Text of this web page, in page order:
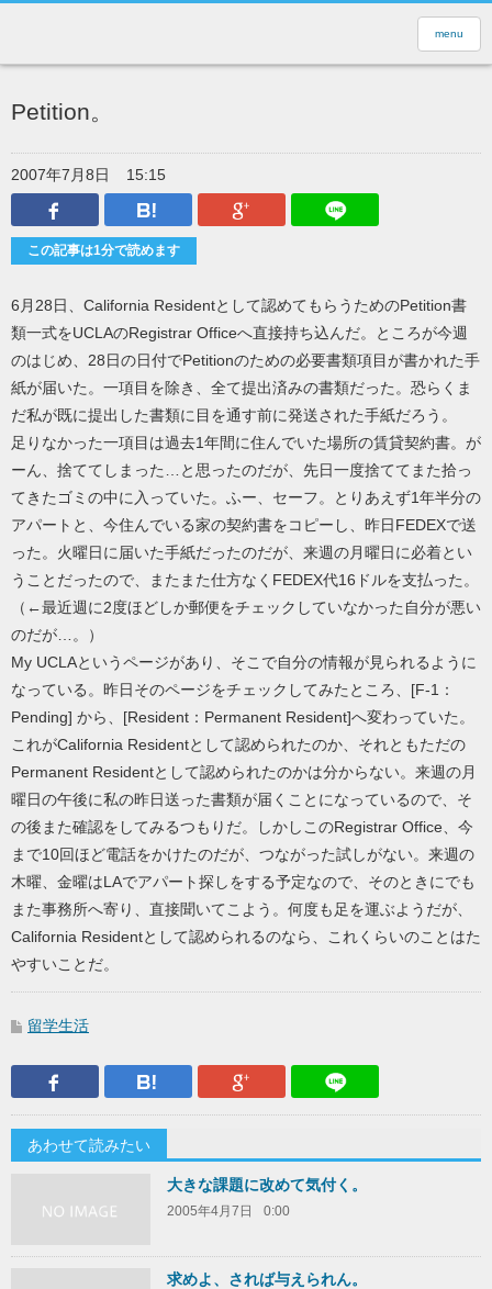
menu
Petition。
2007年7月8日
15:15
Facebook
はてなブックマークGoogle Plus
この記事は1分で読めます
6月28日、California Residentとして認めてもらうためのPetition書
類一式をUCLAのRegistrar Officeへ直接持ち込んだ。ところが今週
のはじめ、28日の日付でPetitionのための必要書類項目が書かれた手
紙が届いた。一項目を除き、全て提出済みの書類だった。恐らくま
だ私が既に提出した書類に目を通す前に発送された手紙だろう。
足りなかった一項目は過去1年間に住んでいた場所の賃貸契約書。が
ーん、捨ててしまった…と思ったのだが、先日一度捨ててまた拾っ
てきたゴミの中に入っていた。ふー、セーフ。とりあえず1年半分の
アパートと、今住んでいる家の契約書をコピーし、昨日FEDEXで送
った。火曜日に届いた手紙だったのだが、来週の月曜日に必着とい
うことだったので、またまた仕方なくFEDEX代16ドルを支払った。
（←最近週に2度ほどしか郵便をチェックしていなかった自分が悪い
のだが…。）
My UCLAというページがあり、そこで自分の情報が見られるように
なっている。昨日そのページをチェックしてみたところ、[F-1：
Pending] から、[Resident：Permanent Resident]へ変わっていた。
これがCalifornia Residentとして認められたのか、それともただの
Permanent Residentとして認められたのかは分からない。来週の月
曜日の午後に私の昨日送った書類が届くことになっているので、そ
の後また確認をしてみるつもりだ。しかしこのRegistrar Office、今
まで10回ほど電話をかけたのだが、つながった試しがない。来週の
木曜、金曜はLAでアパート探しをする予定なので、そのときにでも
また事務所へ寄り、直接聞いてこよう。何度も足を運ぶようだが、
California Residentとして認められるのなら、これくらいのことはた
やすいことだ。
留学生活
Facebook はてなブックマークGoogle Plus
あわせて読みたい
大きな課題に改めて気付く。
2005年4月7日 0:00
求めよ、されば与えられん。